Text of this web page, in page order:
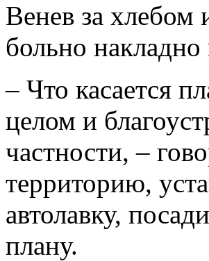
Венев за хлебом
больно
– Что касается
целом и
частности, –
территорию,
автолавку,
плану.